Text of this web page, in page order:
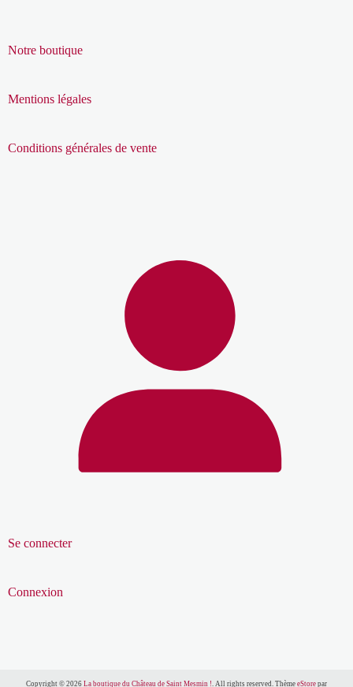
Notre boutique
Mentions légales
Conditions générales de vente
Se connecter
Connexion
Copyright © 2026 La boutique du Château de Saint Mesmin !. All rights reserved. Thème eStorepar